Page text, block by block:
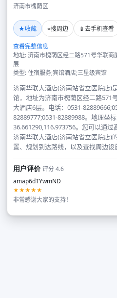
济南市槐荫区
★收藏 ⌖搜周边 📱 去手机查看
查看完整信息
地址: 济南市槐荫区经二路571号华联商
层
类型: 住宿服务;宾馆酒店;三星级宾馆
济南华联大酒店(济南站省立医院店)
馆，地址为济南市槐荫区经二路571
大酒店6层。电话：0531-
82889777;0531-82889988。地理坐标
36.661290,116.973756。您可以通过
济南华联大酒店(济南站省立医院店)
置、规划到达路线，以及查找周边设
用户评价评分 4.6
amap6dTYwmND
★★★★★
非常感谢大家的支持！